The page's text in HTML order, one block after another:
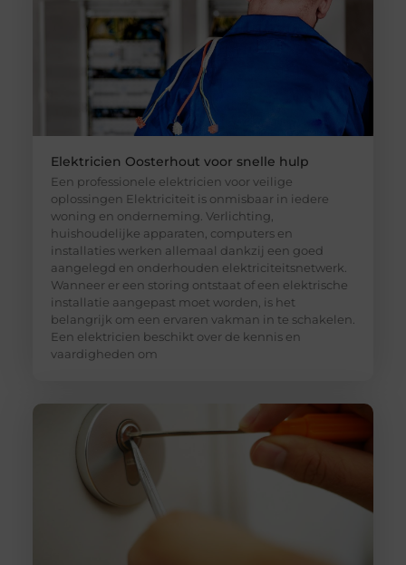
Elektricien Oosterhout voor snelle hulp
Een professionele elektricien voor veilige
oplossingen Elektriciteit is onmisbaar in iedere
woning en onderneming. Verlichting,
huishoudelijke apparaten, computers en
installaties werken allemaal dankzij een goed
aangelegd en onderhouden elektriciteitsnetwerk.
Wanneer er een storing ontstaat of een elektrische
installatie aangepast moet worden, is het
belangrijk om een ervaren vakman in te schakelen.
Een elektricien beschikt over de kennis en
vaardigheden om